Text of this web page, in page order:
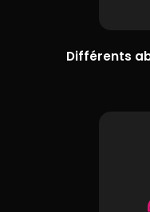
Différents